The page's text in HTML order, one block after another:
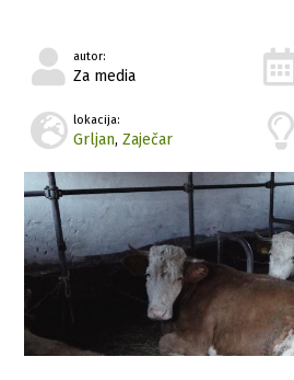
autor:
Za media
lokacija:
Grljan,Zaječar